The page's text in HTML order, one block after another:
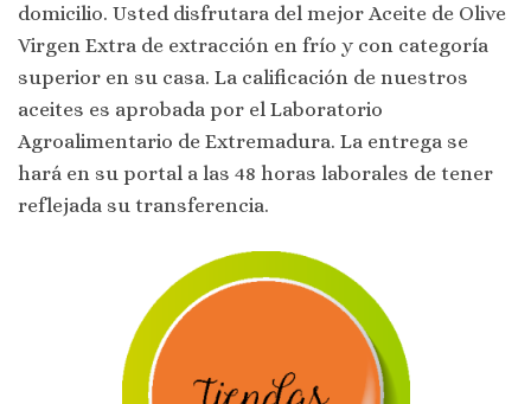
domicilio. Usted disfrutara del mejor Aceite de Olive
Virgen Extra de extracción en frío y con categoría
superior en su casa. La calificación de nuestros
aceites es aprobada por el Laboratorio
Agroalimentario de Extremadura. La entrega se
hará en su portal a las 48 horas laborales de tener
reflejada su transferencia.